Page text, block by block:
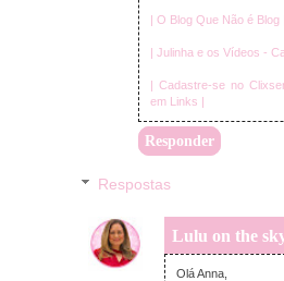
| O Blog Que Não é Blog |
| Julinha e os Vídeos -
| Cadastre-se no
em Links |
Responder
Respostas
Lulu on the
Olá Anna,